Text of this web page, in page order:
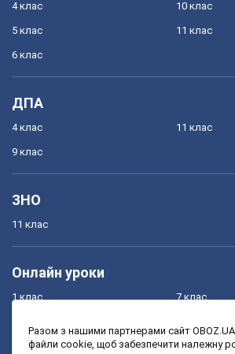
4 клас
5 клас
6 клас
10 клас
11 клас
ДПА
4 клас
9 клас
11 клас
ЗНО
11 клас
Онлайн уроки
1 клас
3 клас
7 клас
9 клас
Разом з нашими партнерами сайт
файли cookie, щоб забезпечити належну